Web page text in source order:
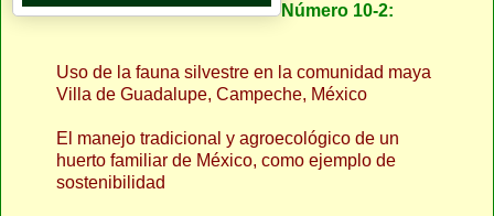
Número 10-2:
Uso de la fauna silvestre en la comunidad maya
Villa de Guadalupe, Campeche, México
El manejo tradicional y agroecológico de un
huerto familiar de México, como ejemplo de
sostenibilidad